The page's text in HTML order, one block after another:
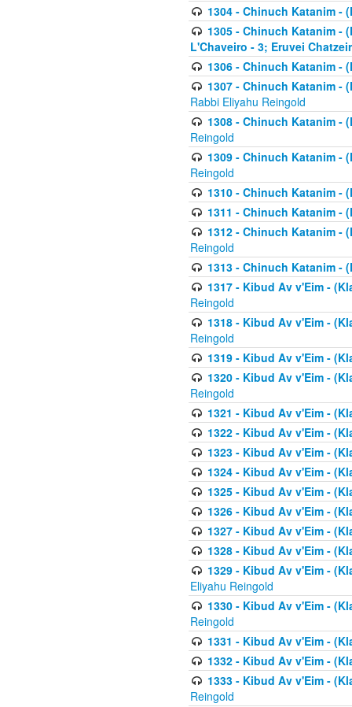
1304 - Chinuch Katanim -
1305 - Chinuch Katanim -
L'Chaveiro - 3; Eruvei
1306 - Chinuch Katanim -
1307 - Chinuch Katanim -
Rabbi Eliyahu Reingold
1308 - Chinuch Katanim -
Reingold
1309 - Chinuch Katanim -
Reingold
1310 - Chinuch Katanim -
1311 - Chinuch Katanim -
1312 - Chinuch Katanim -
Reingold
1313 - Chinuch Katanim -
1317 - Kibud Av v'Eim -
Reingold
1318 - Kibud Av v'Eim -
Reingold
1319 - Kibud Av v'Eim -
1320 - Kibud Av v'Eim -
Reingold
1321 - Kibud Av v'Eim -
1322 - Kibud Av v'Eim -
1323 - Kibud Av v'Eim -
1324 - Kibud Av v'Eim -
1325 - Kibud Av v'Eim -
1326 - Kibud Av v'Eim -
1327 - Kibud Av v'Eim -
1328 - Kibud Av v'Eim -
1329 - Kibud Av v'Eim -
Eliyahu Reingold
1330 - Kibud Av v'Eim -
Reingold
1331 - Kibud Av v'Eim -
1332 - Kibud Av v'Eim -
1333 - Kibud Av v'Eim -
Reingold